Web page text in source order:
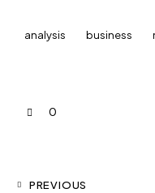
analysis business
0
PREVIOUS